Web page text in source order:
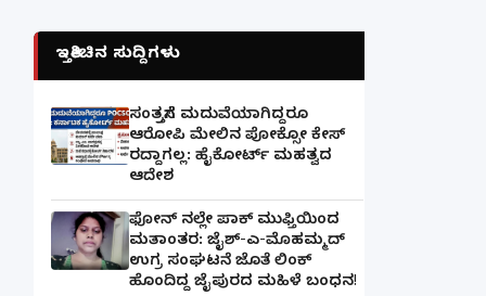
ಇತ್ತೀಚಿನ ಸುದ್ದಿಗಳು
ಸಂತ್ರಸ್ತೆಗೆ ಮದುವೆಯಾಗಿದ್ದರೂ
ಆರೋಪಿ ಮೇಲಿನ ಪೋಕ್ಸೋ ಕೇಸ್
ರದ್ದಾಗಲ್ಲ: ಹೈಕೋರ್ಟ್ ಮಹತ್ವದ
ಆದೇಶ
ಫೋನ್ ನಲ್ಲೇ ಪಾಕ್ ಮುಫ್ತಿಯಿಂದ
ಮತಾಂತರ: ಜೈಶ್-ಎ-ಮೊಹಮ್ಮದ್
ಉಗ್ರ ಸಂಘಟನೆ ಜೊತೆ ಲಿಂಕ್
ಹೊಂದಿದ್ದ ಜೈಪುರದ ಮಹಿಳೆ ಬಂಧನ!